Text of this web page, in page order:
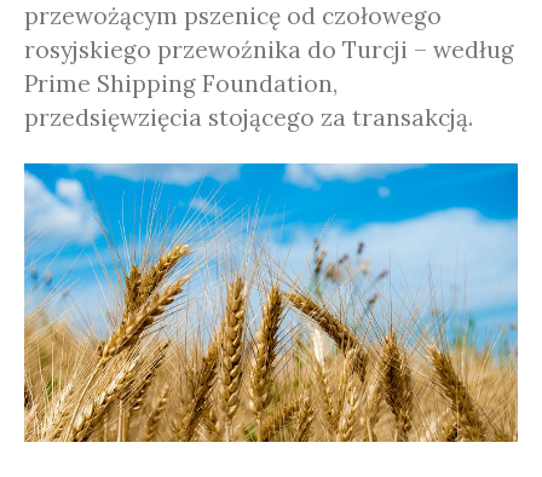
przewożącym pszenicę od czołowego
rosyjskiego przewoźnika do Turcji – według
Prime Shipping Foundation,
przedsięwzięcia stojącego za transakcją.